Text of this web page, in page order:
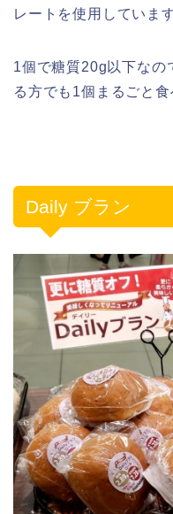
レートを使用しています
1個で糖質20g以下なの
る方でも1個まるごと食
Daily ブラン